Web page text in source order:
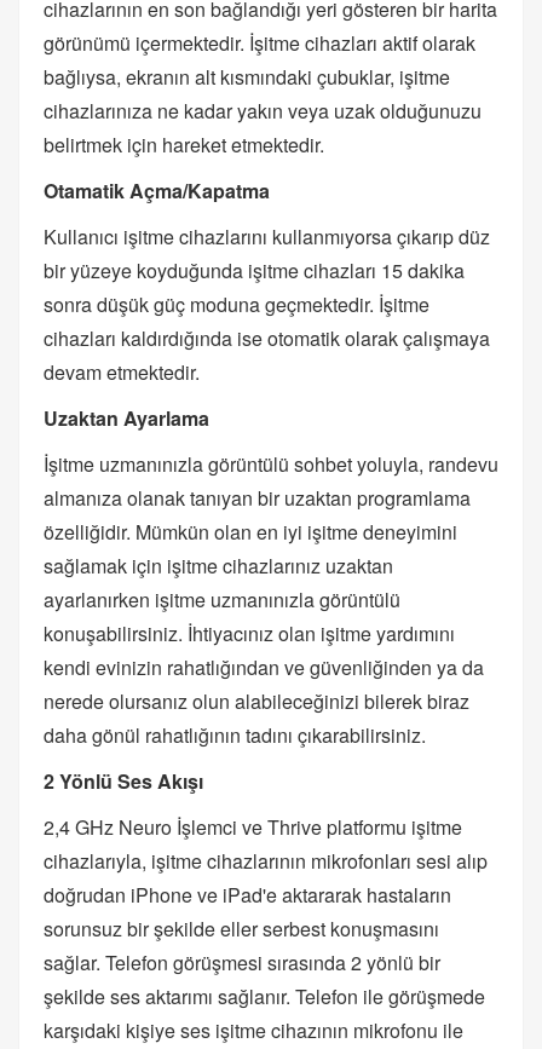
cihazlarının en son bağlandığı yeri gösteren bir harita
görünümü içermektedir. İşitme cihazları aktif olarak
bağlıysa, ekranın alt kısmındaki çubuklar, işitme
cihazlarınıza ne kadar yakın veya uzak olduğunuzu
belirtmek için hareket etmektedir.
Otamatik Açma/Kapatma
Kullanıcı işitme cihazlarını kullanmıyorsa çıkarıp düz
bir yüzeye koyduğunda işitme cihazları 15 dakika
sonra düşük güç moduna geçmektedir. İşitme
cihazları kaldırdığında ise otomatik olarak çalışmaya
devam etmektedir.
Uzaktan Ayarlama
İşitme uzmanınızla görüntülü sohbet yoluyla, randevu
almanıza olanak tanıyan bir uzaktan programlama
özelliğidir. Mümkün olan en iyi işitme deneyimini
sağlamak için işitme cihazlarınız uzaktan
ayarlanırken işitme uzmanınızla görüntülü
konuşabilirsiniz. İhtiyacınız olan işitme yardımını
kendi evinizin rahatlığından ve güvenliğinden ya da
nerede olursanız olun alabileceğinizi bilerek biraz
daha gönül rahatlığının tadını çıkarabilirsiniz.
2 Yönlü Ses Akışı
2,4 GHz Neuro İşlemci ve Thrive platformu işitme
cihazlarıyla, işitme cihazlarının mikrofonları sesi alıp
doğrudan iPhone ve iPad'e aktararak hastaların
sorunsuz bir şekilde eller serbest konuşmasını
sağlar. Telefon görüşmesi sırasında 2 yönlü bir
şekilde ses aktarımı sağlanır. Telefon ile görüşmede
karşıdaki kişiye ses işitme cihazının mikrofonu ile